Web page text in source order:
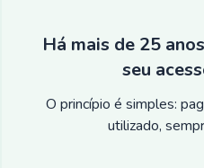
Há mais de 25
seu
O princípio é simples:
utilizado,